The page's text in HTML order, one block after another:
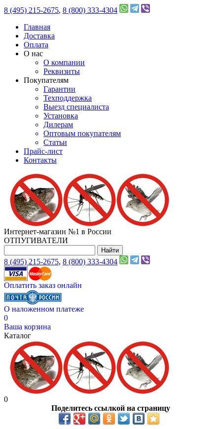
8 (495) 215-2675, 8 (800) 333-4304
Главная
Доставка
Оплата
О нас
О компании
Реквизиты
Покупателям
Гарантии
Техподдержка
Выезд специалиста
Установка
Дилерам
Оптовым покупателям
Статьи
Прайс-лист
Контакты
Интернет-магазин №1 в России
ОТПУГИВАТЕЛИ
8 (495) 215-2675, 8 (800) 333-4304
Оплатить заказ онлайн
О наложенном платеже
0
Ваша корзина
Каталог
0
Поделитесь ссылкой на страницу